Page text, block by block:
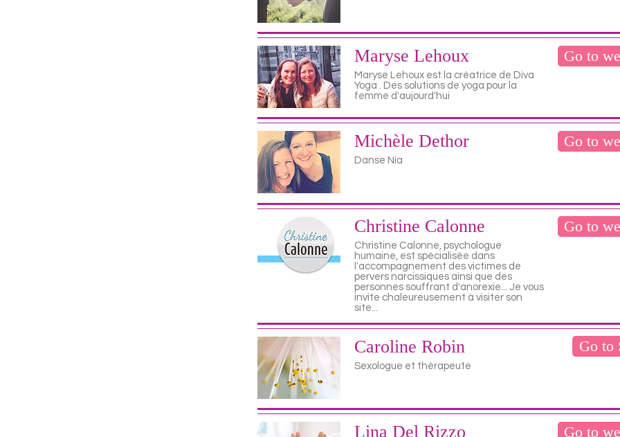
Maryse Lehoux
Maryse Lehoux est la créatrice de Diva
Yoga . Des solutions de yoga pour la
femme d'aujourd'hui
Go to
Michèle Dethor
Danse Nia
Go to
Christine Calonne
Christine Calonne, psychologue
humaine, est spécialisée dans
l'accompagnement des victimes de
pervers narcissiques ainsi que des
personnes souffrant d'anorexie... Je vous
invite chaleureusement à visiter son
site...
Go to
Caroline Robin
Sexologue et thérapeute
Go to
Lina Del Rizzo Go to